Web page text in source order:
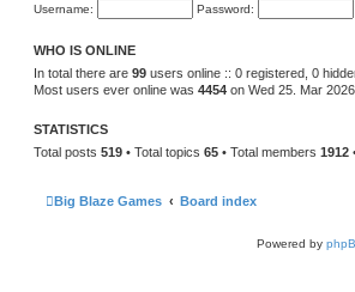
Username: Password:
WHO IS ONLINE
In total there are 99 users online :: 0 registered, 0
Most users ever online was 4454 on Wed 25. Mar
STATISTICS
Total posts 519 • Total topics 65 • Total members 1912
Big Blaze Games Board index
Powered by